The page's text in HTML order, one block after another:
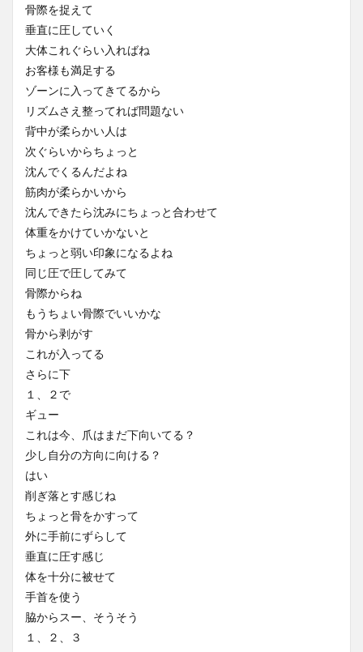
骨際を捉えて
垂直に圧していく
大体これぐらい入ればね
お客様も満足する
ゾーンに入ってきてるから
リズムさえ整ってれば問題ない
背中が柔らかい人は
次ぐらいからちょっと
沈んでくるんだよね
筋肉が柔らかいから
沈んできたら沈みにちょっと合わせて
体重をかけていかないと
ちょっと弱い印象になるよね
同じ圧で圧してみて
骨際からね
もうちょい骨際でいいかな
骨から剥がす
これが入ってる
さらに下
１、２で
ギュー
これは今、爪はまだ下向いてる？
少し自分の方向に向ける？
はい
削ぎ落とす感じね
ちょっと骨をかすって
外に手前にずらして
垂直に圧す感じ
体を十分に被せて
手首を使う
脇からスー、そうそう
１、２、３